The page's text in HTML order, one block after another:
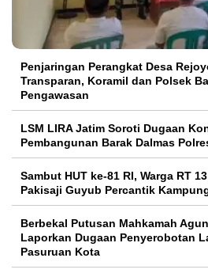
Penjaringan Perangkat Desa
Transparan, Koramil dan Polsek
Pengawasan
LSM LIRA Jatim Soroti Dugaan
Pembangunan Barak Dalmas
Sambut HUT ke-81 RI, Warga RT
Pakisaji Guyub Percantik
Berbekal Putusan Mahkamah
Laporkan Dugaan Penyerobotan
Pasuruan Kota